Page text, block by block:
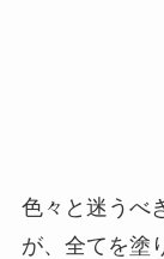
色々と迷うべ
が、全てを塗